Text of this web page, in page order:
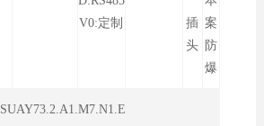
V0:定制
插
头
案
防
爆
SUAY73.2.A1.M7.N1.E